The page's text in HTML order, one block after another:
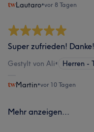
Lautaro•vor 8 Tagen
Super zufrieden! Danke!
Gestylt von Ali• Herren -
Martin•vor 10 Tagen
Mehr anzeigen...